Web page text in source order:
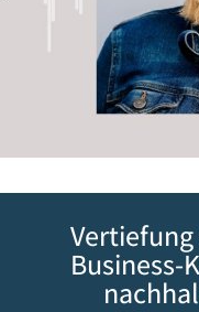
Business-